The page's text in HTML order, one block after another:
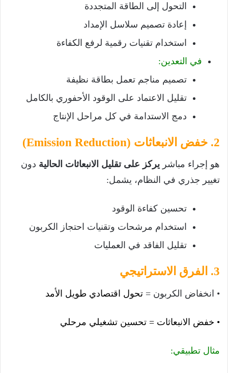
التحول إلى الطاقة المتجددة
إعادة تصميم سلاسل الإمداد
استخدام تقنيات رقمية لرفع الكفاءة
في التعدين:
تصميم مناجم تعمل بطاقة نظيفة
تقليل الاعتماد على الوقود الأحفوري بالكامل
دمج الاستدامة في كل مراحل الإنتاج
2. خفض الانبعاثات (Emission Reduction)
هو إجراء مباشر يركز على تقليل الانبعاثات الحالية دون
تغيير جذري في النظام، يشمل:
تحسين كفاءة الوقود
استخدام مرشحات وتقنيات احتجاز الكربون
تقليل الفاقد في العمليات
3. الفرق الاستراتيجي
• انخفاض الكربون = تحول اقتصادي طويل الأمد
• خفض الانبعاثات = تحسين تشغيلي مرحلي
مثال تطبيقي: